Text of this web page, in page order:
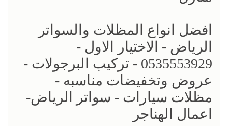
افضل انواع المظلات والسواتر
الرياض - الاختيار الاول -
0535553929 - تركيب البرجولات -
عروض وتخفيضات مناسبه -
مظلات سيارات - سواتر الرياض-
اعمال الهناجر